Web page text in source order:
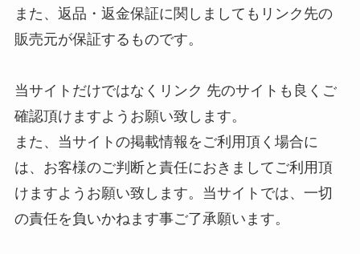
また、返品・返金保証に関しましてもリンク先の
販売元が保証するものです。
当サイトだけではなくリンク 先のサイトも良くご
確認頂けますようお願い致します。
また、当サイトの掲載情報をご利用頂く場合に
は、お客様のご判断と責任におきましてご利用頂
けますようお願い致します。当サイトでは、一切
の責任を負いかねます事ご了承願います。